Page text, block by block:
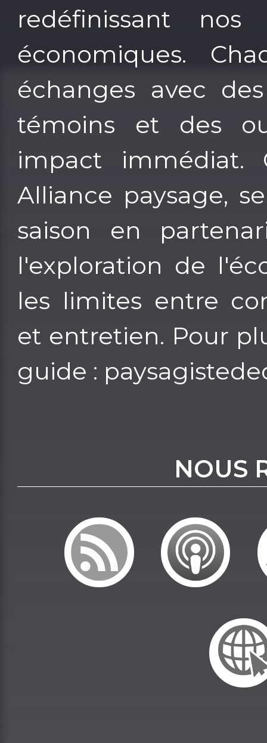
redéfinissant
économiques.
échanges avec
témoins et des
impact immédiat.
Alliance paysage,
saison en
l'exploration de
les limites entre
et entretien. Pour
guide :
NOUS